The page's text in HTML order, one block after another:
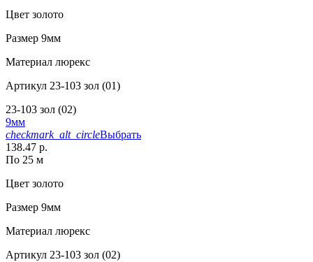
Цвет золото
Размер 9мм
Материал люрекс
Артикул 23-103 зол (01)
23-103 зол (02)
9мм
checkmark_alt_circleВыбрать
138.47 р.
По 25 м
Цвет золото
Размер 9мм
Материал люрекс
Артикул 23-103 зол (02)